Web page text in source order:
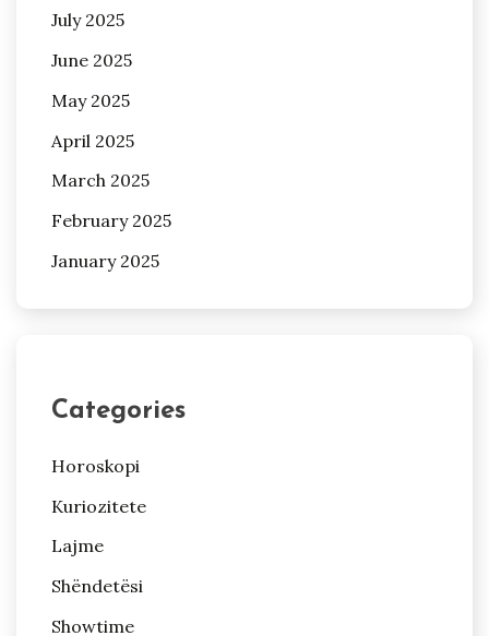
July 2025
June 2025
May 2025
April 2025
March 2025
February 2025
January 2025
Categories
Horoskopi
Kuriozitete
Lajme
Shëndetësi
Showtime